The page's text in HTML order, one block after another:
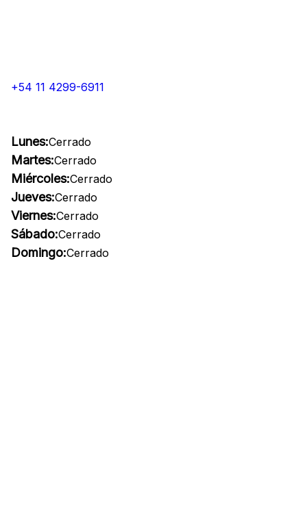
+54 11 4299-6911
Lunes:Cerrado
Martes:Cerrado
Miércoles:Cerrado
Jueves:Cerrado
Viernes:Cerrado
Sábado:Cerrado
Domingo:Cerrado